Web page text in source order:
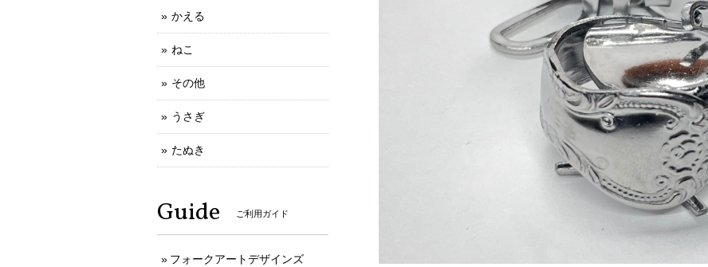
かえる
ねこ
その他
うさぎ
たぬき
Guide ご利用ガイド
フォークアートデザインズ